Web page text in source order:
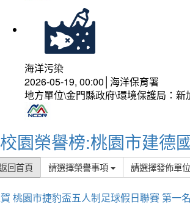
海洋污染
2026-05-19, 00:00│海洋保育署
地方單位\金門縣政府\環境保護局：
校園榮譽榜:桃園市建德
回首頁 請選擇榮譽事項 請選擇發佈單位
桃園市捷豹盃五人制足球假日聯賽 第一名